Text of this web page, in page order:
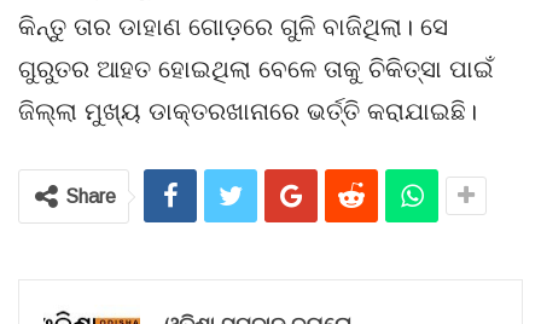
କିନ୍ତୁ ତାର ଡାହାଣ ଗୋଡ଼ରେ ଗୁଳି ବାଜିଥିଲା। ସେ
ଗୁରୁତର ଆହତ ହୋଇଥିଲା ବେଳେ ତାକୁ ଚିକିତ୍ସା ପାଇଁ
ଜିଲ୍ଲା ମୁଖ୍ୟ ଡାକ୍ତରଖାନାରେ ଭର୍ତ୍ତି କରାଯାଇଛି।
Share